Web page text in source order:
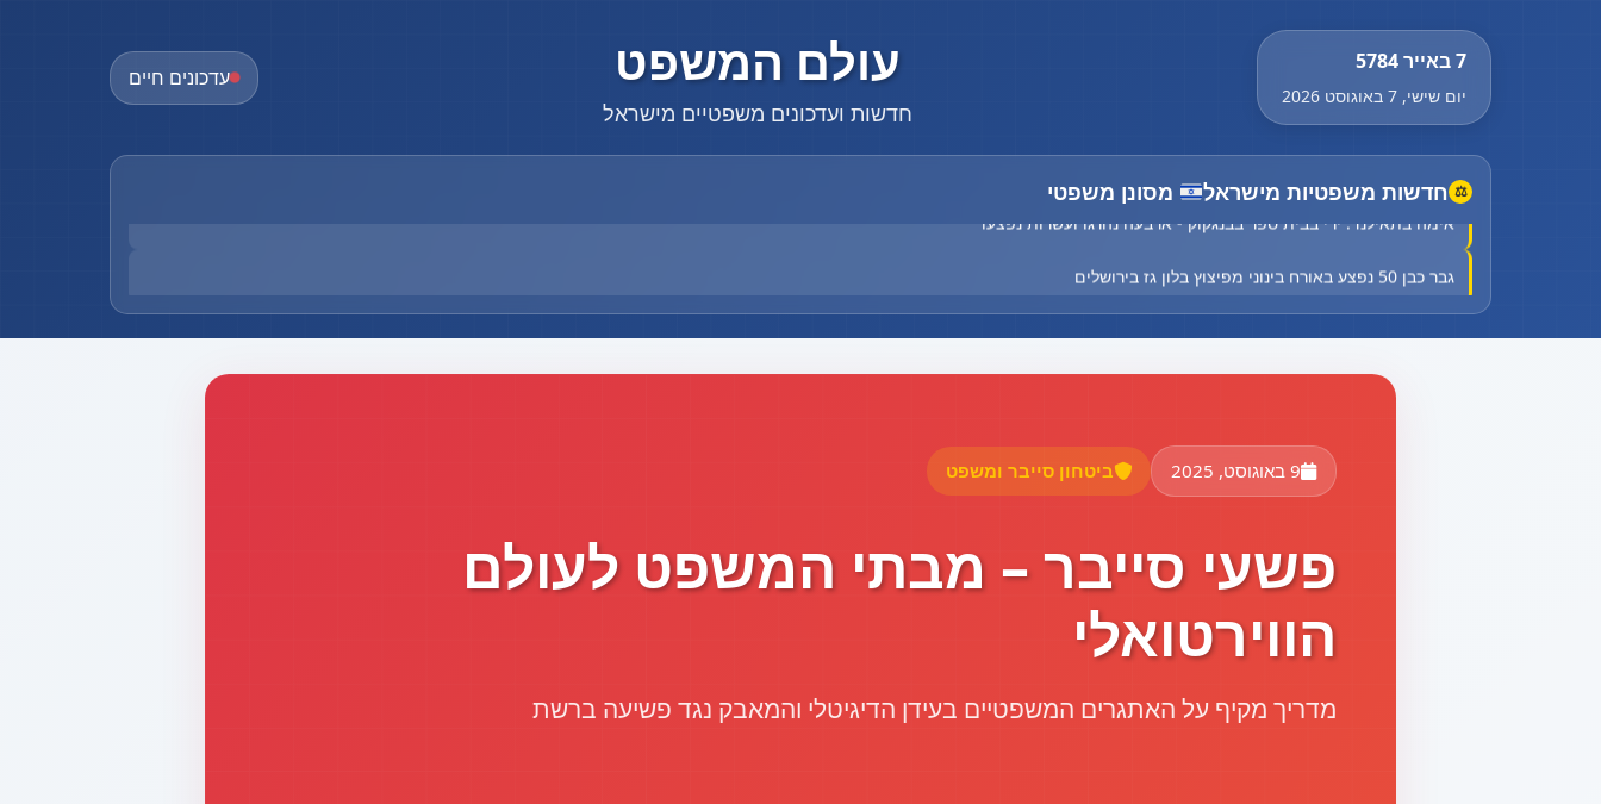
7 באייר 5784
יום שישי, 7 באוגוסט 2026
עולם המשפט
חדשות ועדכונים משפטיים מישראל
עדכונים חיים
⚖ חדשות משפטיות מישראל מסונן משפטי
אימה בתאילנד: ירי בבית ספר בבנגקוק - ארבעה נהרגו ועשרות נפצעו
צעיר כבן 20 נפצע באורח בינוני בתאונת דרכים בבנימין
רוכב אופניים כבן 30 נהרג מפגיעת רכב סמוך לבית שמש
9 באוגוסט, 2025 ביטחון סייבר ומשפט
פשעי סייבר – מבתי המשפט לעולם
הווירטואלי
מדריך מקיף על האתגרים המשפטיים בעידן הדיגיטלי והמאבק נגד פשיעה ברשת